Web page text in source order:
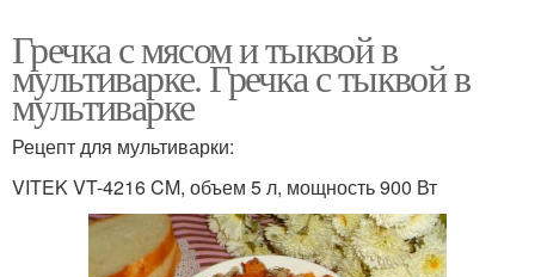
Гречка с мясом и тыквой в
мультиварке. Гречка с тыквой в
мультиварке
Рецепт для мультиварки:
VITEK VT-4216 CM, объем 5 л, мощность 900 Вт